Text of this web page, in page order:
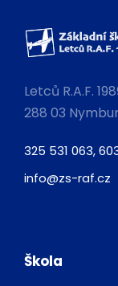
Letců R.A.F.
288 03
325 531 063,
info@zs-raf.cz
Škola